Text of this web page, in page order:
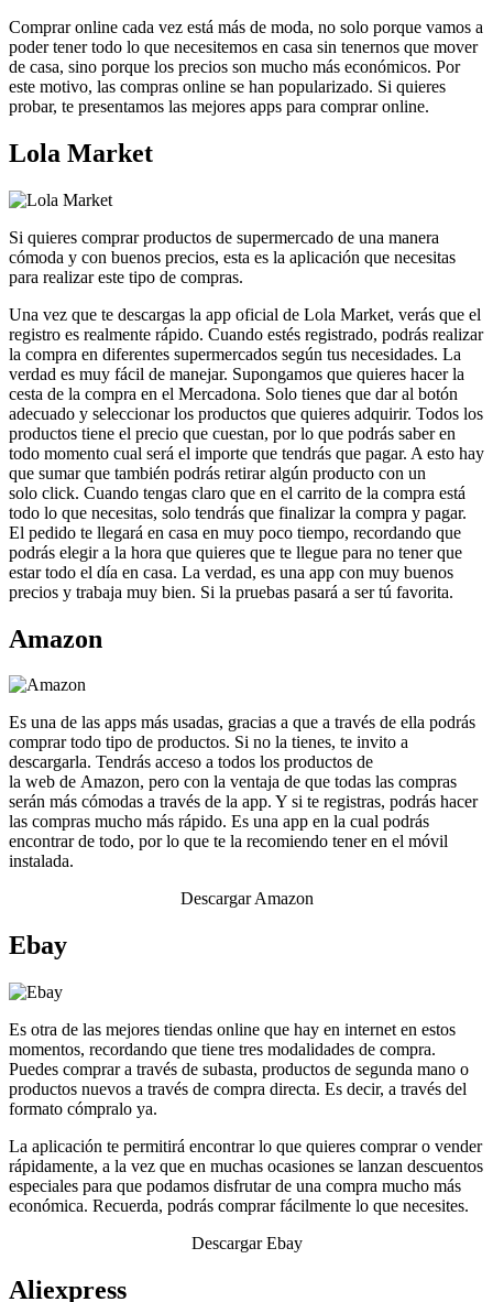
Comprar online cada vez está más de moda, no solo porque vamos a
poder tener todo lo que necesitemos en casa sin tenernos que mover
de casa, sino porque los precios son mucho más económicos. Por
este motivo, las compras online se han popularizado. Si quieres
probar, te presentamos las mejores apps para comprar online.
Lola Market
Si quieres comprar productos de supermercado de una manera
cómoda y con buenos precios, esta es la aplicación que necesitas
para realizar este tipo de compras.
Una vez que te descargas la app oficial de Lola Market, verás que el
registro es realmente rápido. Cuando estés registrado, podrás realizar
la compra en diferentes supermercados según tus necesidades. La
verdad es muy fácil de manejar. Supongamos que quieres hacer la
cesta de la compra en el Mercadona. Solo tienes que dar al botón
adecuado y seleccionar los productos que quieres adquirir. Todos los
productos tiene el precio que cuestan, por lo que podrás saber en
todo momento cual será el importe que tendrás que pagar. A esto hay
que sumar que también podrás retirar algún producto con un
solo click. Cuando tengas claro que en el carrito de la compra está
todo lo que necesitas, solo tendrás que finalizar la compra y pagar.
El pedido te llegará en casa en muy poco tiempo, recordando que
podrás elegir a la hora que quieres que te llegue para no tener que
estar todo el día en casa. La verdad, es una app con muy buenos
precios y trabaja muy bien. Si la pruebas pasará a ser tú favorita.
Amazon
Es una de las apps más usadas, gracias a que a través de ella podrás
comprar todo tipo de productos. Si no la tienes, te invito a
descargarla. Tendrás acceso a todos los productos de
la web de Amazon, pero con la ventaja de que todas las compras
serán más cómodas a través de la app. Y si te registras, podrás hacer
las compras mucho más rápido. Es una app en la cual podrás
encontrar de todo, por lo que te la recomiendo tener en el móvil
instalada.
Descargar Amazon
Ebay
Es otra de las mejores tiendas online que hay en internet en estos
momentos, recordando que tiene tres modalidades de compra.
Puedes comprar a través de subasta, productos de segunda mano o
productos nuevos a través de compra directa. Es decir, a través del
formato cómpralo ya.
La aplicación te permitirá encontrar lo que quieres comprar o vender
rápidamente, a la vez que en muchas ocasiones se lanzan descuentos
especiales para que podamos disfrutar de una compra mucho más
económica. Recuerda, podrás comprar fácilmente lo que necesites.
Descargar Ebay
Aliexpress